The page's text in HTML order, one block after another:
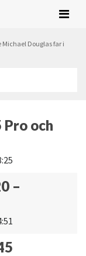
Michael Douglas far i
Pro och
–